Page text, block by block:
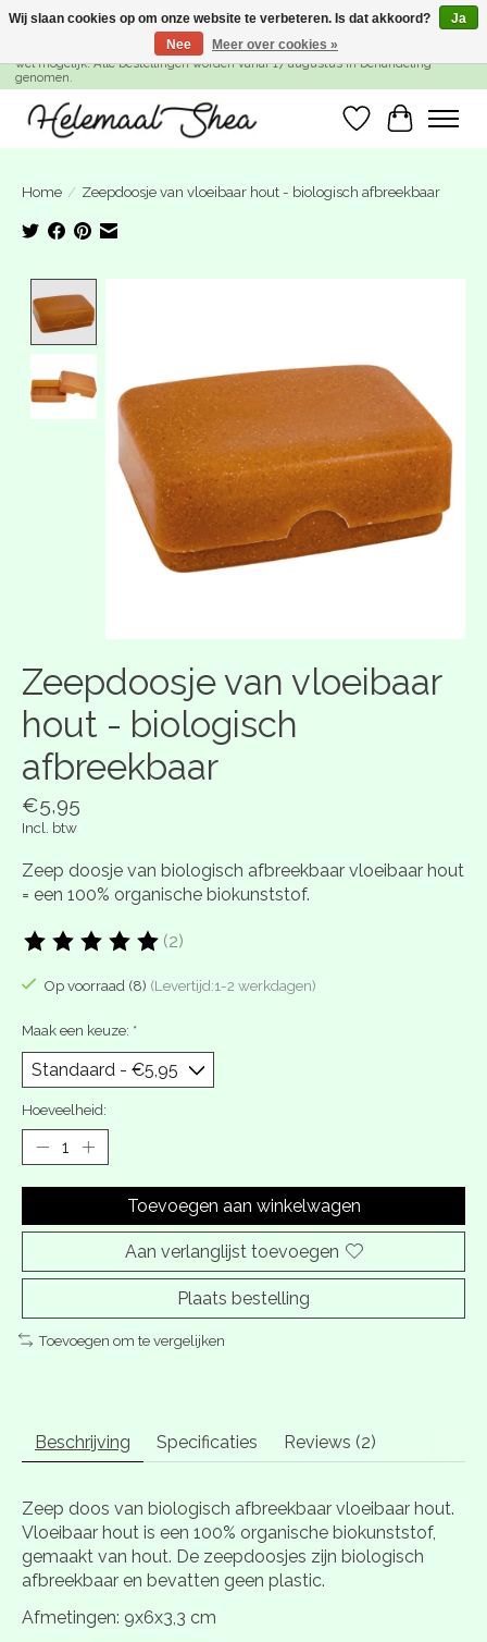
SUMMER BREAK! Wij zijn gesloten van 27 juli t/m 16 augustus. Bestellen is nog
wel mogelijk. Alle bestellingen worden vanaf 17 augustus in behandeling
genomen.
Verlanglijst
Home / Zeepdoosje van vloeibaar hout - biologisch afbreekbaar
Zeepdoosje van vloeibaar
hout - biologisch
afbreekbaar
€5,95
Incl. btw
Zeep doosje van biologisch afbreekbaar vloeibaar hout
= een 100% organische biokunststof.
De beoordeling van dit product is
(2)
Op voorraad (8) (Levertijd:1-2 werkdagen)
Maak een keuze: *
Hoeveelheid:
Toevoegen aan winkelwagen
Aan verlanglijst toevoegen
Plaats bestelling
Toevoegen om te vergelijken
Beschrijving Specificaties Reviews (2)
Zeep doos van biologisch afbreekbaar vloeibaar hout.
Vloeibaar hout is een 100% organische biokunststof,
gemaakt van hout. De zeepdoosjes zijn biologisch
afbreekbaar en bevatten geen plastic.
Afmetingen: 9x6x3,3 cm
Wij slaan cookies op om onze website te verbeteren. Is dat akkoord?
Ja
Nee
Meer over cookies »